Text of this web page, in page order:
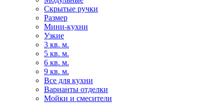
Скрытые ручки
Размер
Мини-кухни
Узкие
3 кв. м.
5 кв. м.
6 кв. м.
9 кв. м.
Все для кухни
Варианты отделки
Мойки и смесители